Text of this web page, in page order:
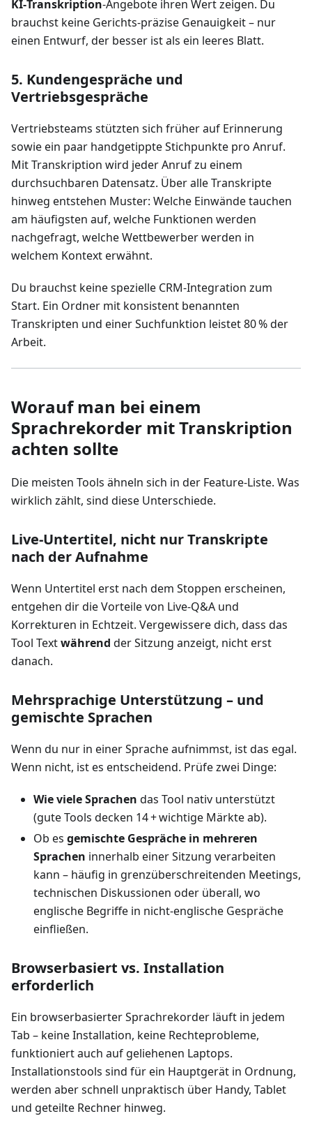
KI‑Transkription‑Angebote ihren Wert zeigen. Du
brauchst keine Gerichts‑präzise Genauigkeit – nur
einen Entwurf, der besser ist als ein leeres Blatt.
5. Kundengespräche und
Vertriebsgespräche
Vertriebsteams stützten sich früher auf Erinnerung
sowie ein paar handgetippte Stichpunkte pro Anruf.
Mit Transkription wird jeder Anruf zu einem
durchsuchbaren Datensatz. Über alle Transkripte
hinweg entstehen Muster: Welche Einwände tauchen
am häufigsten auf, welche Funktionen werden
nachgefragt, welche Wettbewerber werden in
welchem Kontext erwähnt.
Du brauchst keine spezielle CRM‑Integration zum
Start. Ein Ordner mit konsistent benannten
Transkripten und einer Suchfunktion leistet 80 % der
Arbeit.
Worauf man bei einem
Sprachrekorder mit Transkription
achten sollte
Die meisten Tools ähneln sich in der Feature‑Liste. Was
wirklich zählt, sind diese Unterschiede.
Live‑Untertitel, nicht nur Transkripte
nach der Aufnahme
Wenn Untertitel erst nach dem Stoppen erscheinen,
entgehen dir die Vorteile von Live‑Q&A und
Korrekturen in Echtzeit. Vergewissere dich, dass das
Tool Textwährend der Sitzung anzeigt, nicht erst
danach.
Mehrsprachige Unterstützung – und
gemischte Sprachen
Wenn du nur in einer Sprache aufnimmst, ist das egal.
Wenn nicht, ist es entscheidend. Prüfe zwei Dinge:
Wie viele Sprachen das Tool nativ unterstützt
(gute Tools decken 14 + wichtige Märkte ab).
Ob es gemischte Gespräche in mehreren
Sprachen innerhalb einer Sitzung verarbeiten
kann – häufig in grenzüberschreitenden Meetings,
technischen Diskussionen oder überall, wo
englische Begriffe in nicht‑englische Gespräche
einfließen.
Browserbasiert vs. Installation
erforderlich
Ein browserbasierter Sprachrekorder läuft in jedem
Tab – keine Installation, keine Rechteprobleme,
funktioniert auch auf geliehenen Laptops.
Installationstools sind für ein Hauptgerät in Ordnung,
werden aber schnell unpraktisch über Handy, Tablet
und geteilte Rechner hinweg.